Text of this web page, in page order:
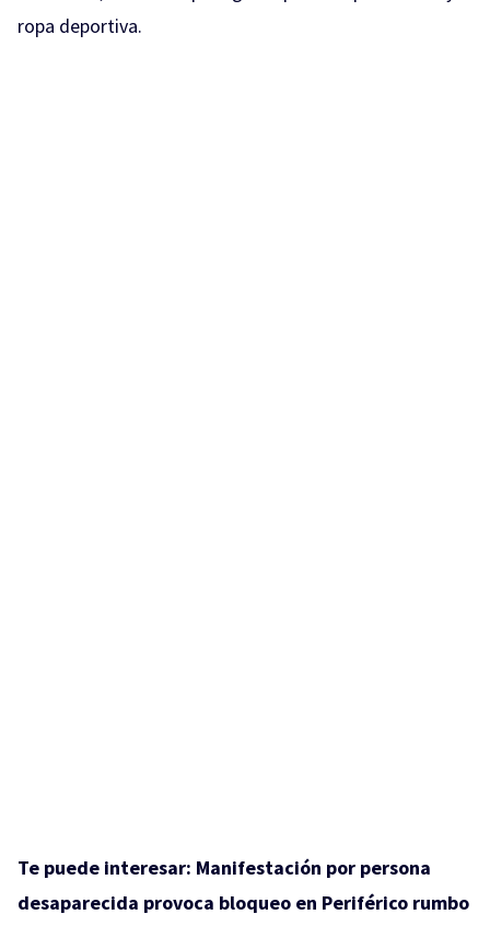
ropa deportiva.
Te puede interesar: Manifestación por persona
desaparecida provoca bloqueo en Periférico rumbo